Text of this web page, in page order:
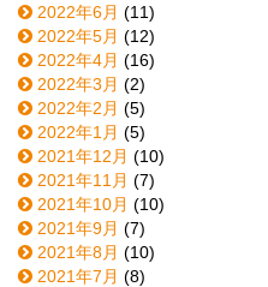
2022年6月 (11)
2022年5月 (12)
2022年4月 (16)
2022年3月 (2)
2022年2月 (5)
2022年1月 (5)
2021年12月 (10)
2021年11月 (7)
2021年10月 (10)
2021年9月 (7)
2021年8月 (10)
2021年7月 (8)